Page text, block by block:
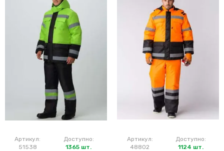
Артикул:
51538
Доступно:
1365 шт.
Артикул:
48802
Доступно:
1124 шт.